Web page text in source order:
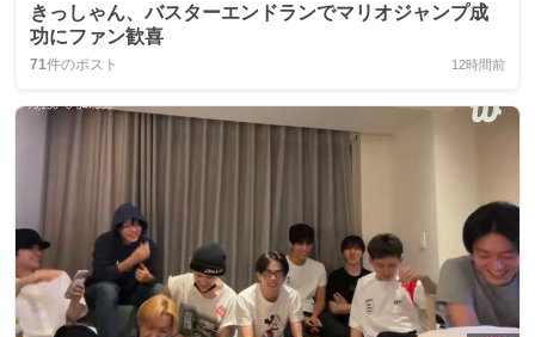
きっしゃん、バスターエンドランでマリオジャンプ成
功にファン歓喜
71件のポスト 12時間前